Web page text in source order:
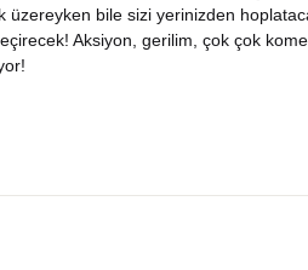
üzereyken bile sizi yerinizden
Aksiyon, gerilim, çok çok